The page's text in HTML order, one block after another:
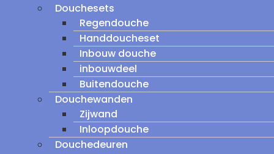
Douchesets
Regendouche
Handdoucheset
Inbouw douche
inbouwdeel
Buitendouche
Douchewanden
Zijwand
Inloopdouche
Douchedeuren